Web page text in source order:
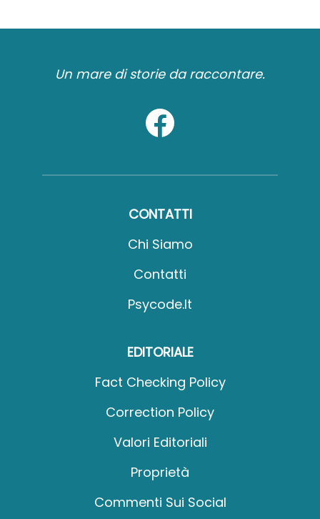
Un mare di storie da raccontare.
CONTATTI
Chi Siamo
Contatti
Psycode.it
EDITORIALE
Fact Checking Policy
Correction Policy
Valori Editoriali
Proprietà
Commenti Sui Social